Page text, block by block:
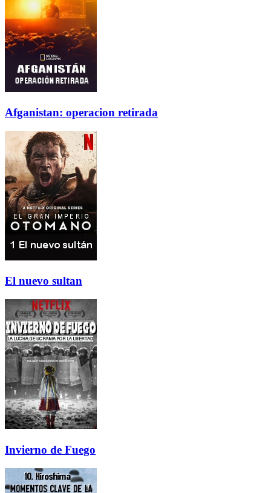
Afganistan: operacion retirada
El nuevo sultan
Invierno de Fuego